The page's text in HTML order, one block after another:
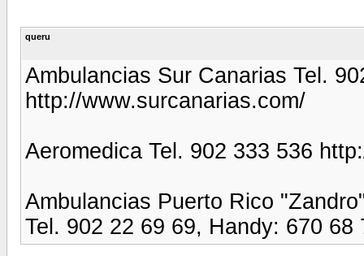
queru
Ambulancias Sur Canarias Tel.
http://www.surcanarias.com/
Aeromedica Tel. 902 333 536
Ambulancias Puerto Rico
Tel. 902 22 69 69, Handy: 670